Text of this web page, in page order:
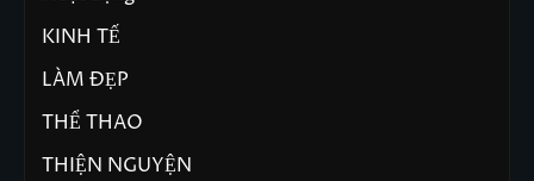
KINH TẾ
LÀM ĐẸP
THỂ THAO
THIỆN NGUYỆN